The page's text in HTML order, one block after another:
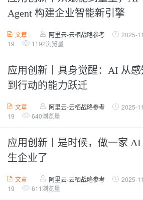
Agent 构建企业智能新引擎
文章 阿里云-云栖战略参考
2025-
19
1192浏览量
应用创新丨具身觉醒：AI 从感
到行动的能力跃迁
文章 阿里云-云栖战略参考
2025-
19
640浏览量
应用创新丨是时候，做一家 AI
生企业了
文章 阿里云-云栖战略参考
2025-
19
611浏览量